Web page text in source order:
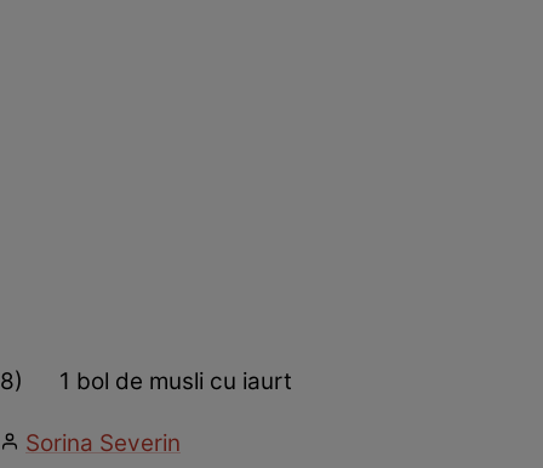
8) 1 bol de musli cu iaurt
Sorina Severin